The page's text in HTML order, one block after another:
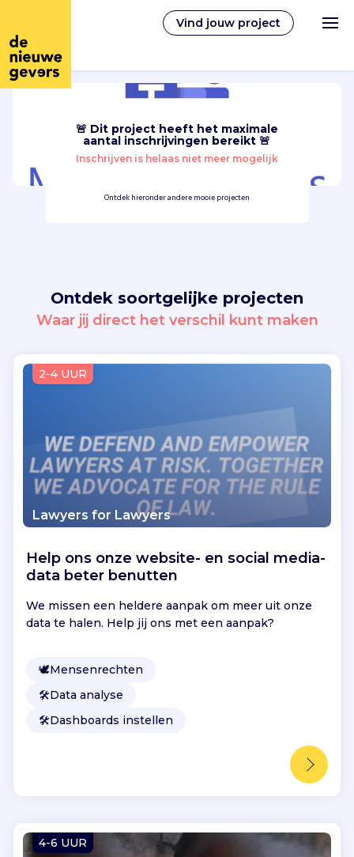
Vind jouw project
Nederlands
Vrijwilligerswerk
Vind jouw project
Inloggen
🚨 Dit project heeft het maximale
aantal inschrijvingen bereikt 🚨
Inschrijven is helaas niet meer mogelijk
Ontdek hieronder andere mooie projecten
Ontdek soortgelijke projecten
Waar jij direct het verschil kunt maken
2-4 UUR
Lawyers for Lawyers
Help ons onze website- en social media-
data beter benutten
We missen een heldere aanpak om meer uit onze
data te halen. Help jij ons met een aanpak?
🕊Mensenrechten
🛠️Data analyse
🛠️Dashboards instellen
4-6 UUR